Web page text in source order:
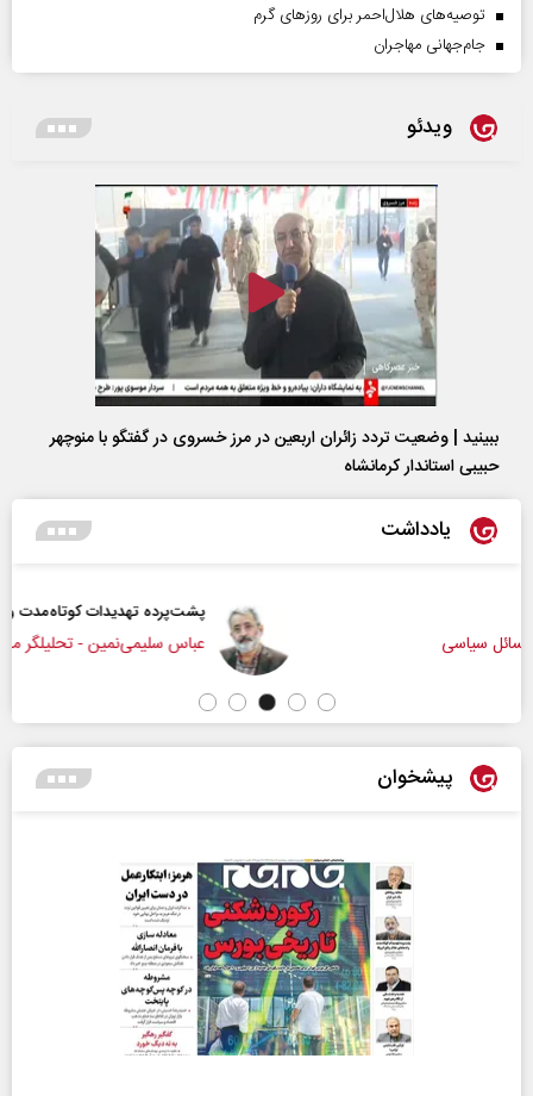
توصیه‌های هلال‌احمر برای روز‌های گرم
جام‌جهانی مهاجران
ویدئو
ببینید | وضعیت تردد زائران اربعین در مرز خسروی در گفتگو با منوچهر
حبیبی استاندار کرمانشاه
یادداشت
پشت‌پرده تهدیدات کوتاه‏‌مدت و ادعا‌های خلاف واقع آمریکا
عباس سلیمی‌نمین - تحلیلگر مسائل سیاسی
پیشخوان